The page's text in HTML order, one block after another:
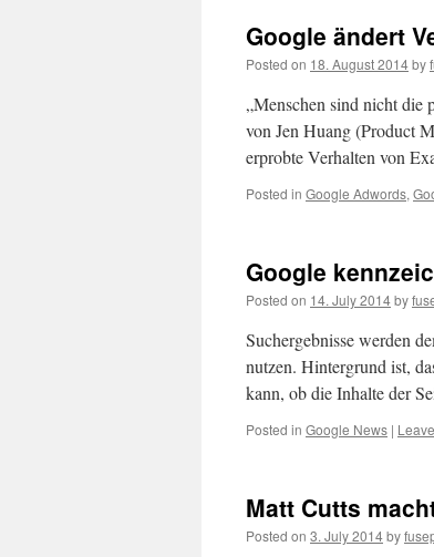
Google ändert
Posted on 18. August 2014by
„Menschen sind nicht
von Jen Huang (Product
erprobte Verhalten von
Posted in Google Adwords,
Google
Posted on 14. July 2014by
Suchergebnisse werden
nutzen. Hintergrund ist,
kann, ob die Inhalte der
Posted in Google News |
Matt Cutts
Posted on 3. July 2014by